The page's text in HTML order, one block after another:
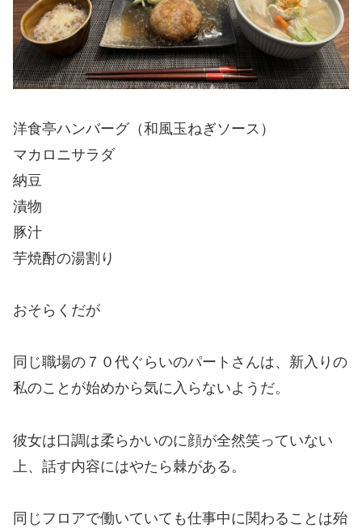
洋食亭ハンバーグ（和風玉ねぎソース）
マカロニサラダ
納豆
漬物
豚汁
芋焼酎の湯割り
おそらくだが
同じ職場の７０代ぐらいのパートさんは、新入りの
私のことが始めから気に入らないようだ。
彼女は口調は柔らかいのに顔が全然笑っていない
上、話す内容にはやたら棘がある。
同じフロアで働いていても仕事中に関わることは殆